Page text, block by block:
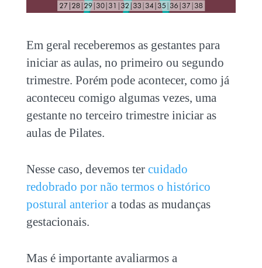
Em geral receberemos as gestantes para
iniciar as aulas, no primeiro ou segundo
trimestre. Porém pode acontecer, como já
aconteceu comigo algumas vezes, uma
gestante no terceiro trimestre iniciar as
aulas de Pilates.
Nesse caso, devemos ter cuidado
redobrado por não termos o histórico
postural anteriora todas as mudanças
gestacionais.
Mas é importante avaliarmos a